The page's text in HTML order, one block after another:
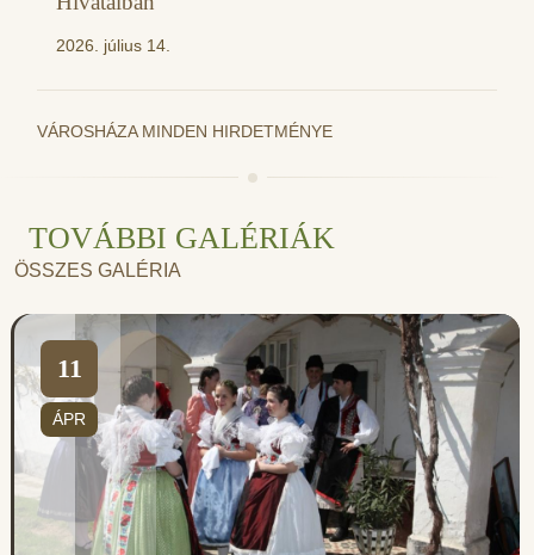
2026. július 14.
VÁROSHÁZA MINDEN HIRDETMÉNYE
TOVÁBBI GALÉRIÁK
ÖSSZES GALÉRIA
11
ÁPR